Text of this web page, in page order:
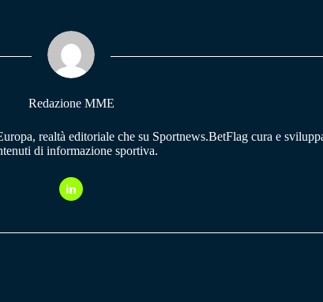
Redazione MME
realtà editoriale che su Sportnews.BetFlag cura e
di informazione sportiva.